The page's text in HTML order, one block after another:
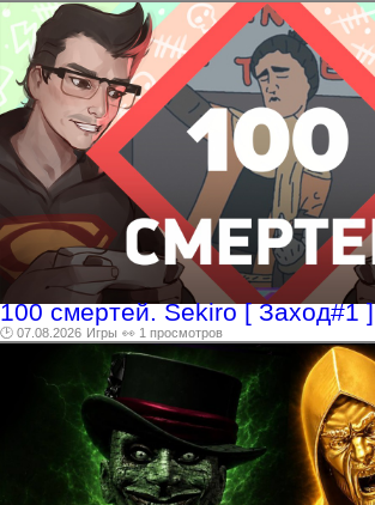
100 смертей. Sekiro [ Заход#1 ]
🕑 07.08.2026 Игры 👀 1 просмотров